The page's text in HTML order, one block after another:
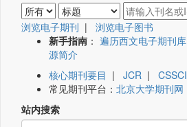
浏览电子期刊 | 浏览电子图书
新手指南 ： 遍历西文电子期刊库
源简介
核心期刊要目 | JCR | CSSCI
常见期刊平台： 北京大学期刊网
站内搜索